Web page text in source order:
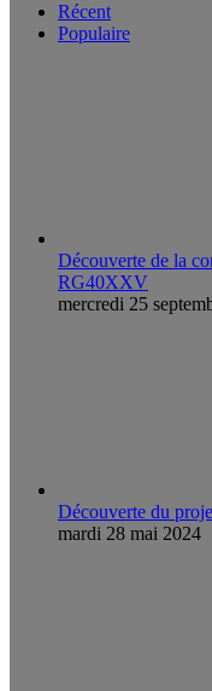
Récent
Populaire
Découverte de la
RG40XXV
mercredi 25
Découverte du
mardi 28 mai 2024